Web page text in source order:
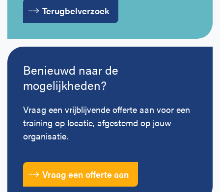
Terugbelverzoek
Benieuwd naar de
mogelijkheden?
Vraag een vrijblijvende offerte aan voor een
training op locatie, afgestemd op jouw
organisatie.
Vraag een offerte aan